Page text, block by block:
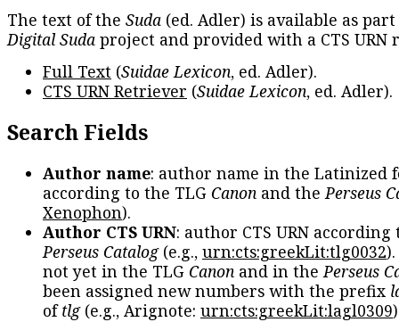
The text of the Suda (ed. Adler) is available as
Digital Suda project and provided with a CTS URN
Full Text (Suidae Lexicon, ed. Adler).
CTS URN Retriever (Suidae Lexicon, ed. Adler).
Search Fields
Author name: author name in the Latinized
according to the TLG Canon and thePerseus
Xenophon).
Author CTS URN: author CTS URN according
Perseus Catalog(e.g., urn:cts:greekLit:tlg0032
not yet in the TLG Canon and in thePerseus
been assigned new numbers with the prefix
oftlg(e.g., Arignote: urn:cts:greekLit:lagl0309